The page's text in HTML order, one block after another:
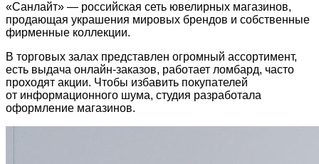
«Санлайт» — российская сеть ювелирных магазинов,
продающая украшения мировых брендов и собственные
фирменные коллекции.
В торговых залах представлен огромный ассортимент,
есть выдача онлайн-заказов, работает ломбард, часто
проходят акции. Чтобы избавить покупателей
от информационного шума, студия разработала
оформление магазинов.